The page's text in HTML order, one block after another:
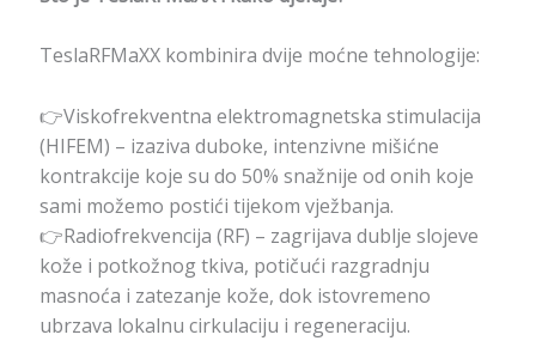
TeslaRFMaXX kombinira dvije moćne tehnologije:
👉Viskofrekventna elektromagnetska stimulacija
(HIFEM) – izaziva duboke, intenzivne mišićne
kontrakcije koje su do 50% snažnije od onih koje
sami možemo postići tijekom vježbanja.
👉Radiofrekvencija (RF) – zagrijava dublje slojeve
kože i potkožnog tkiva, potičući razgradnju
masnoća i zatezanje kože, dok istovremeno
ubrzava lokalnu cirkulaciju i regeneraciju.